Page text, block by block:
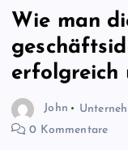
Wie man
erfolgreich
John
0 Kommentare